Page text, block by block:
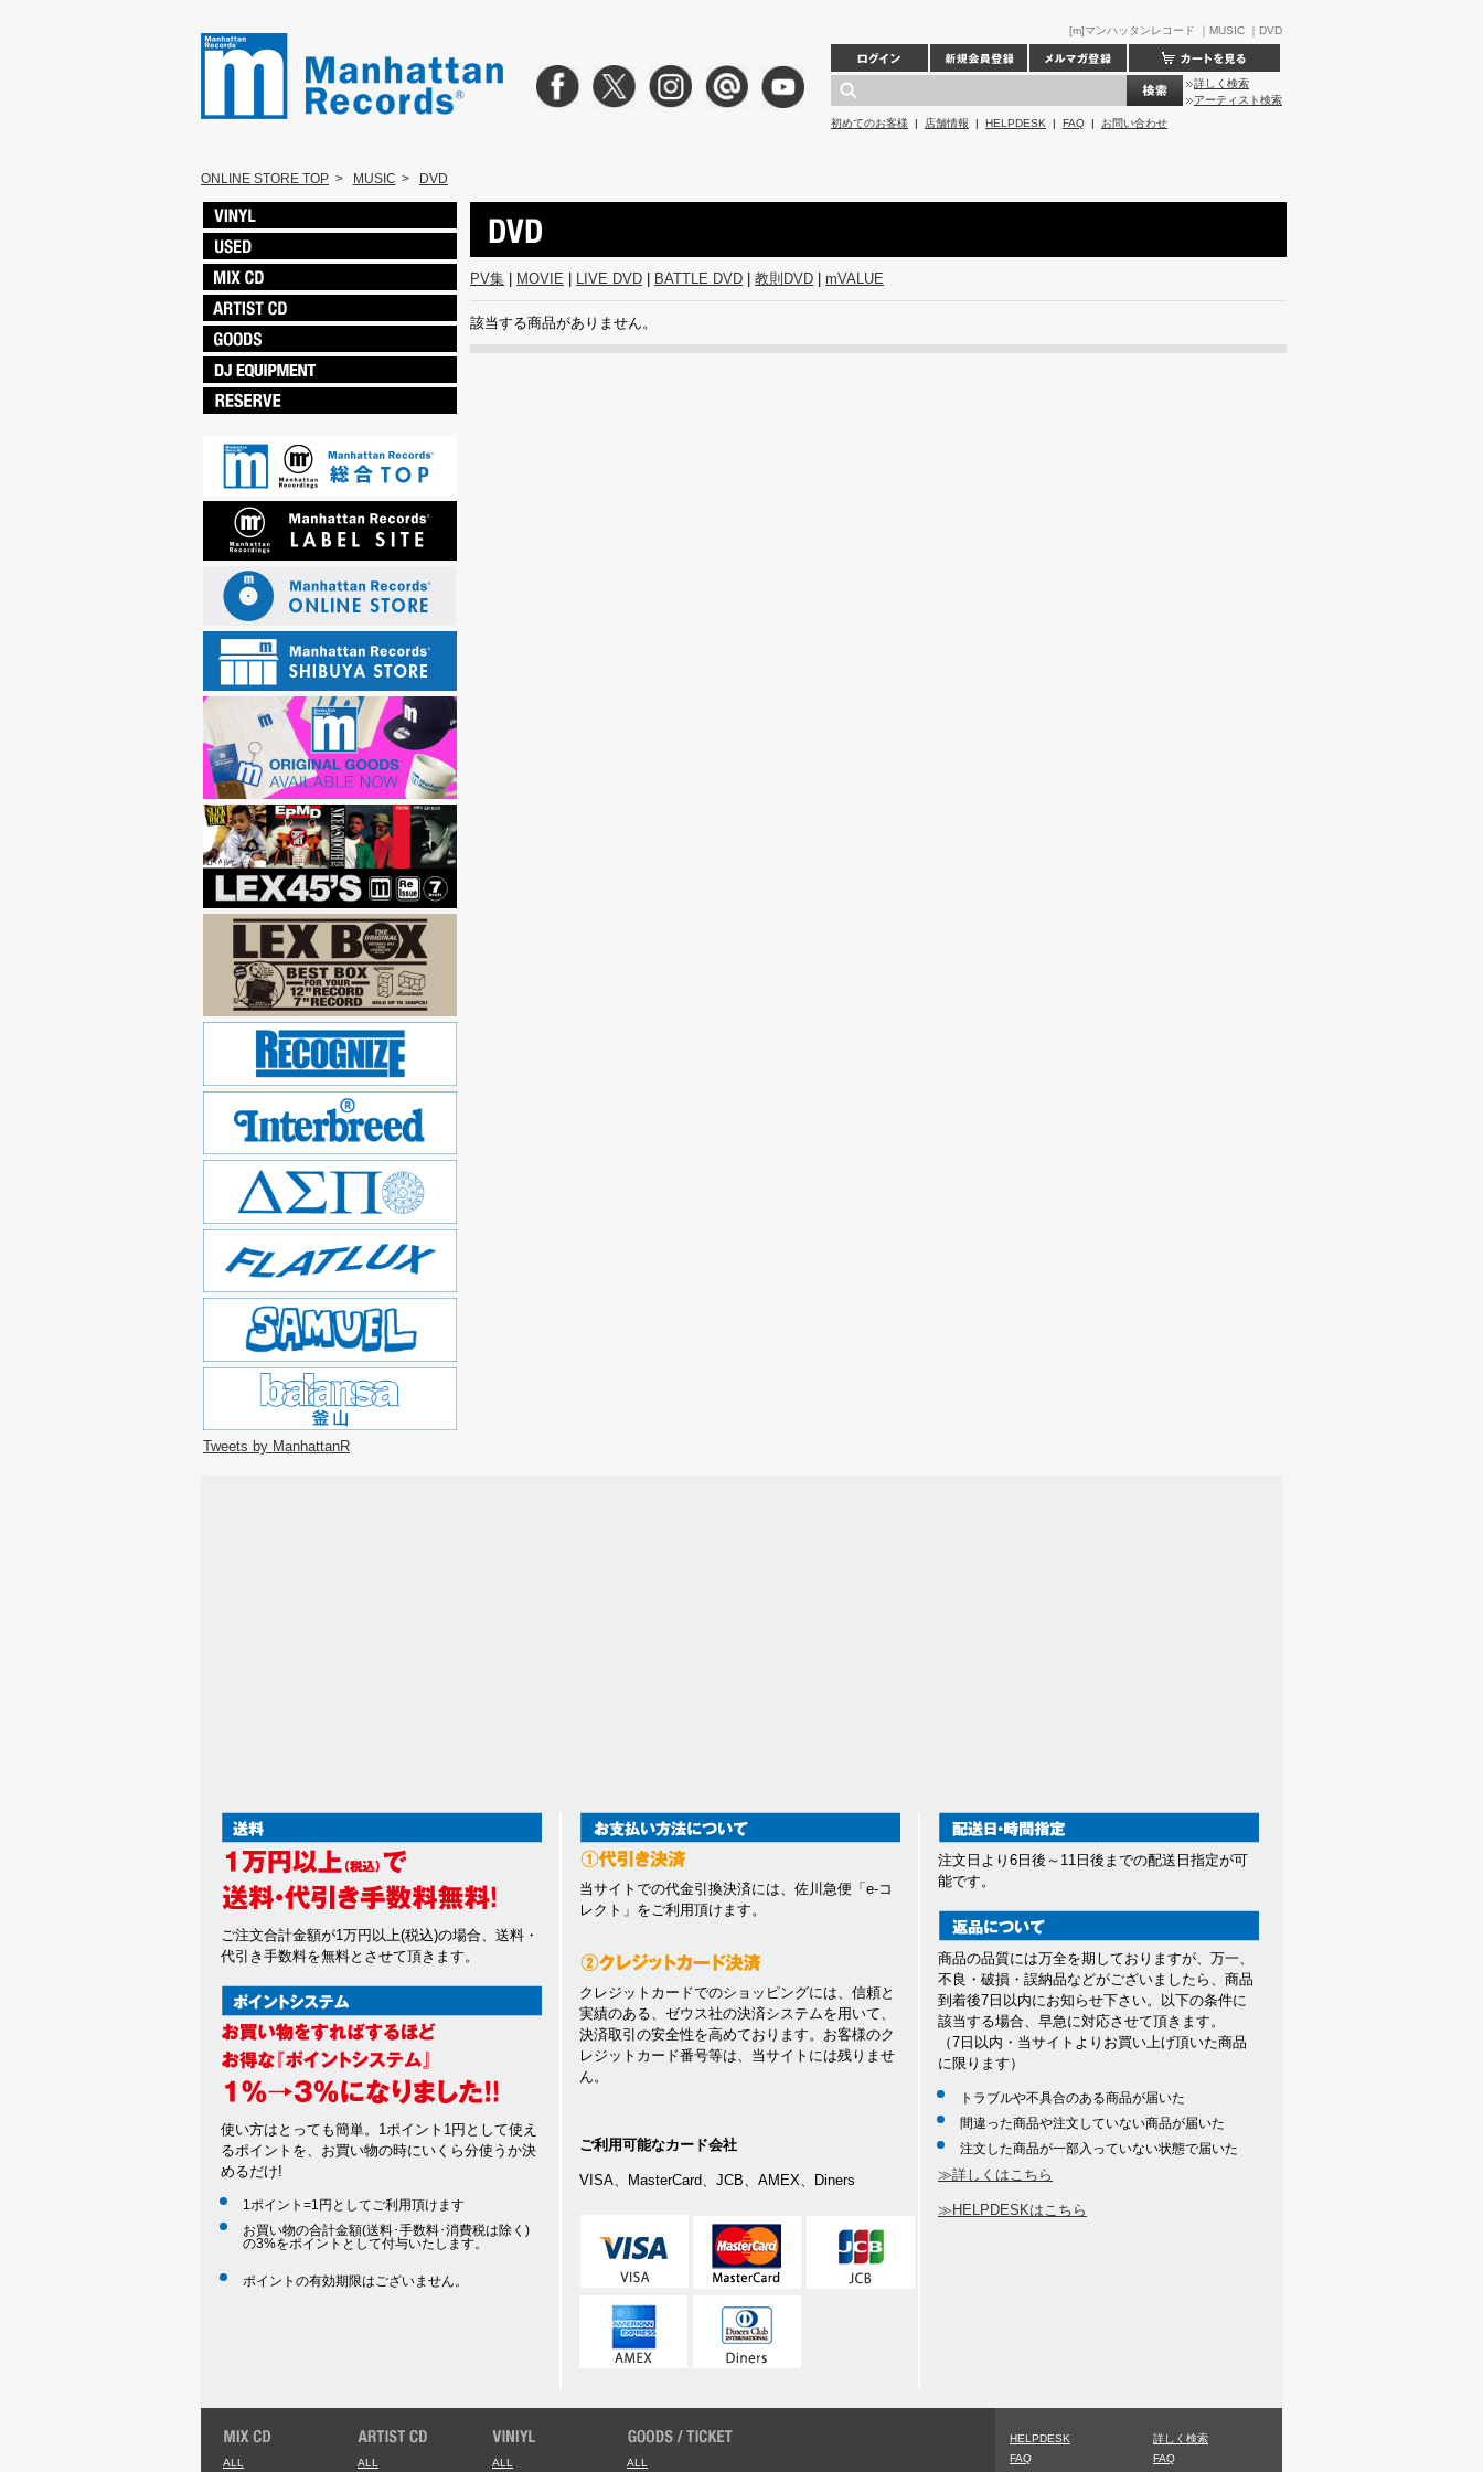
[m]マンハッタンレコード ｜MUSIC ｜DVD
詳しく検索
アーティスト検索
初めてのお客様 | 店舗情報 | HELPDESK | FAQ | お問い合わせ
ONLINE STORE TOP > MUSIC > DVD
Tweets by ManhattanR
PV集 MOVIE LIVE DVD BATTLE DVD 教則DVD mVALUE
該当する商品がありません。
ご注文合計金額が1万円以上(税込)の場合、送料・
代引き手数料を無料とさせて頂きます。
使い方はとっても簡単。1ポイント1円として使え
るポイントを、お買い物の時にいくら分使うか決
めるだけ!
1ポイント=1円としてご利用頂けます
お買い物の合計金額(送料･手数料･消費税は除く)
の3%をポイントとして付与いたします。
ポイントの有効期限はございません。
当サイトでの代金引換決済には、佐川急便「e-コ
レクト」をご利用頂けます。
クレジットカードでのショッピングには、信頼と
実績のある、ゼウス社の決済システムを用いて、
決済取引の安全性を高めております。お客様のク
レジットカード番号等は、当サイトには残りませ
ん。
ご利用可能なカード会社
VISA、MasterCard、JCB、AMEX、Diners
注文日より6日後～11日後までの配送日指定が可
能です。
商品の品質には万全を期しておりますが、万一、
不良・破損・誤納品などがございましたら、商品
到着後7日以内にお知らせ下さい。以下の条件に
該当する場合、早急に対応させて頂きます。
（7日以内・当サイトよりお買い上げ頂いた商品
に限ります）
トラブルや不具合のある商品が届いた
間違った商品や注文していない商品が届いた
注文した商品が一部入っていない状態で届いた
≫詳しくはこちら
≫HELPDESKはこちら
ALL ALL ALL ALL
HELPDESK
FAQ
詳しく検索
FAQ